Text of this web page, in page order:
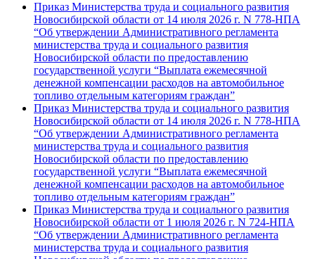
Приказ Министерства труда и социального развития
Новосибирской области от 14 июля 2026 г. N 778-НПА
“Об утверждении Административного регламента
министерства труда и социального развития
Новосибирской области по предоставлению
государственной услуги “Выплата ежемесячной
денежной компенсации расходов на автомобильное
топливо отдельным категориям граждан”
Приказ Министерства труда и социального развития
Новосибирской области от 14 июля 2026 г. N 778-НПА
“Об утверждении Административного регламента
министерства труда и социального развития
Новосибирской области по предоставлению
государственной услуги “Выплата ежемесячной
денежной компенсации расходов на автомобильное
топливо отдельным категориям граждан”
Приказ Министерства труда и социального развития
Новосибирской области от 1 июля 2026 г. N 724-НПА
“Об утверждении Административного регламента
министерства труда и социального развития